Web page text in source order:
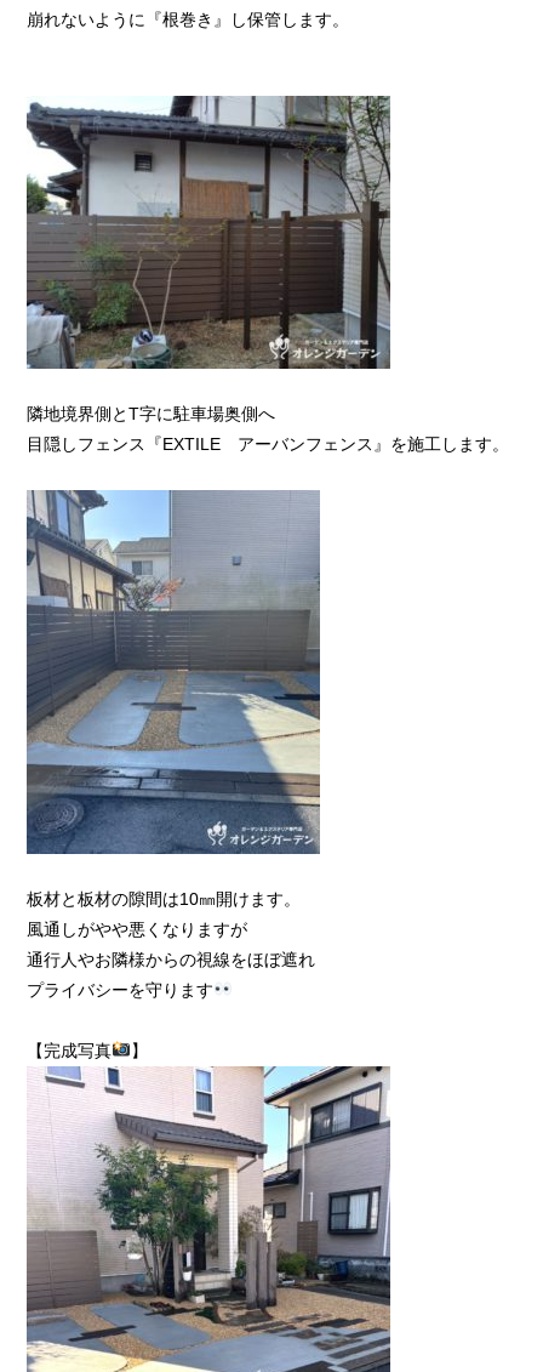
崩れないように『根巻き』し保管します。
隣地境界側とT字に駐車場奥側へ
目隠しフェンス『EXTILE アーバンフェンス』を施工します。
板材と板材の隙間は10㎜開けます。
風通しがやや悪くなりますが
通行人やお隣様からの視線をほぼ遮れ
プライバシーを守ります
【完成写真 】